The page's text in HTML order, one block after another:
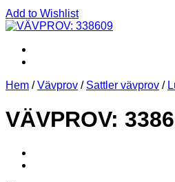
Add to Wishlist
Hem / Vävprov / Sattler vävprov /
VÄVPROV: